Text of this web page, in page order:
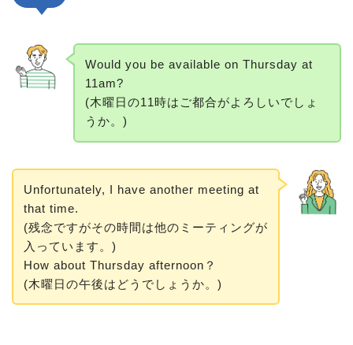
Would you be available on Thursday at
11am?
(木曜日の11時はご都合がよろしいでしょ
うか。)
Unfortunately, I have another meeting at
that time.
(残念ですがその時間は他のミーティングが
入っています。)
How about Thursday afternoon？
(木曜日の午後はどうでしょうか。)